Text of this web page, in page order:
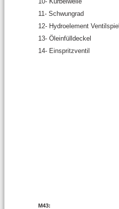
11- Schwungrad
12- Hydroelement Ventilspiel
13- Öleinfülldeckel
14- Einspritzventil
M43: